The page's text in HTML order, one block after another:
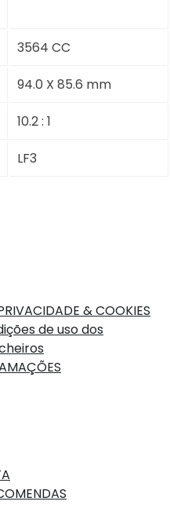
3564 CC
94.0 X 85.6 mm
10.2 : 1
LF3
& COOKIES
de uso dos